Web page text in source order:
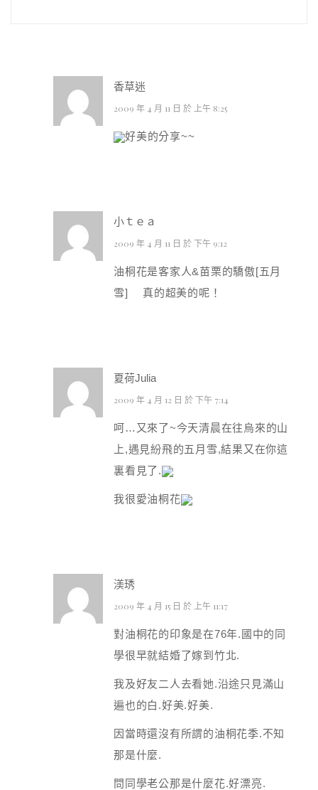
香草迷
2009 年 4 月 11 日 於 上午 8:25
好美的分享~~
小ｔｅａ
2009 年 4 月 11 日 於 下午 9:12
油桐花是客家人&苗栗的驕傲[五月
雪] 真的超美的呢！
夏荷Julia
2009 年 4 月 12 日 於 下午 7:14
呵…又來了~今天清晨在往烏來的山
上,遇見紛飛的五月雪,結果又在你這
裏看見了.
我很愛油桐花
渼琇
2009 年 4 月 15 日 於 上午 11:17
對油桐花的印象是在76年.國中的同
學很早就結婚了嫁到竹北.
我及好友二人去看她.沿途只見滿山
遍也的白.好美.好美.
因當時還沒有所謂的油桐花季.不知
那是什麼.
問同學老公那是什麼花.好漂亮.